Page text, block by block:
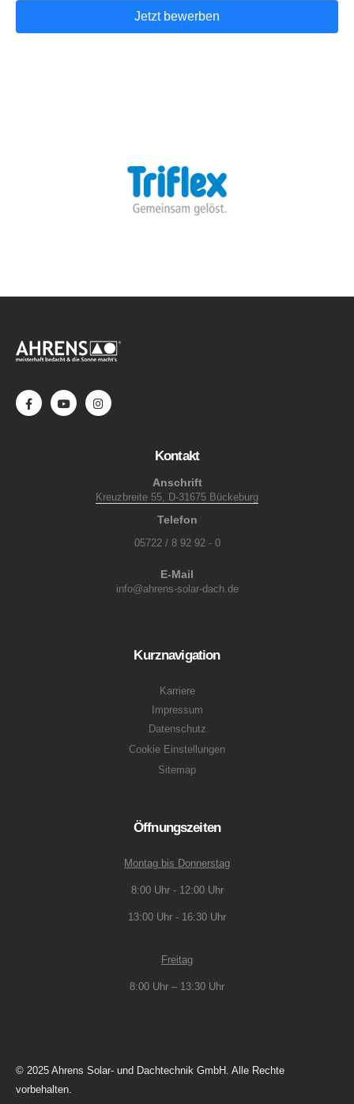
Kontakt
Anschrift
Kreuzbreite 55, D-31675 Bückeburg
Telefon
05722 / 8 92 92 - 0
E-Mail
info@ahrens-solar-dach.de
Kurznavigation
Karriere
Impressum
Datenschutz
Cookie Einstellungen
Sitemap
Öffnungszeiten
Montag bis Donnerstag
8:00 Uhr - 12:00 Uhr
13:00 Uhr - 16:30 Uhr
Freitag
8:00 Uhr – 13:30 Uhr
© 2025 Ahrens Solar- und Dachtechnik GmbH. Alle Rechte
vorbehalten.